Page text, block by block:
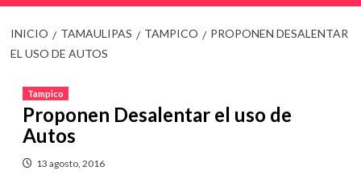
INICIO TAMAULIPAS TAMPICO
PROPONEN DESALENTAR
EL USO DE AUTOS
Tampico
Proponen Desalentar el uso de
Autos
13 agosto, 2016